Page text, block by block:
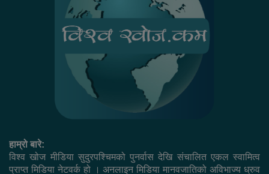
हाम्रो बारे:
विश्व खोज मीडिया सुदुरपश्चिमको पुनर्वास देखि संचालित एकल स्वामित्व
प्राप्त मिडिया नेटवर्क हो । अनलाइन मिडिया मानवजातिको अविभाज्य ध्रुव